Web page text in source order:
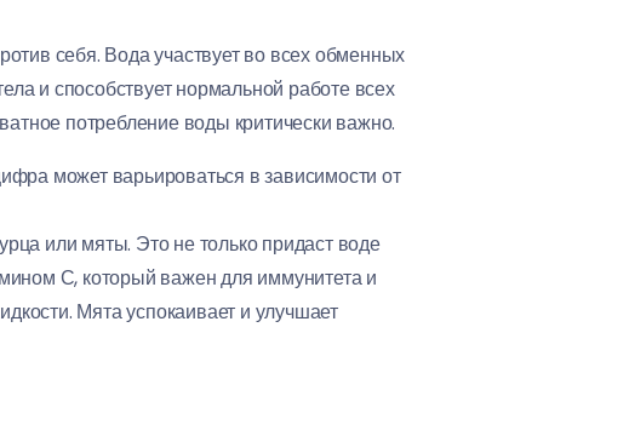
себя. Вода участвует во всех обменных
и способствует нормальной работе всех
потребление воды критически важно.
может варьироваться в зависимости от
или мяты. Это не только придаст воде
С, который важен для иммунитета и
Мята успокаивает и улучшает